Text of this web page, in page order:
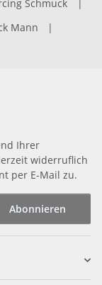
Schmuck
|
Mann
|
Ihrer
widerruflich
per E-Mail zu.
Abonnieren